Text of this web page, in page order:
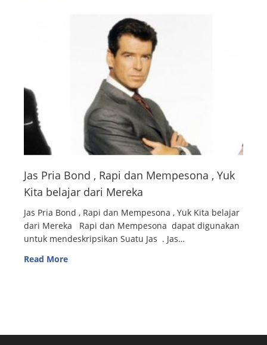
Jas Pria Bond , Rapi dan Mempesona , Yuk
Kita belajar dari Mereka
Jas Pria Bond , Rapi dan Mempesona , Yuk Kita belajar
dari Mereka Rapi dan Mempesona dapat digunakan
untuk mendeskripsikan Suatu Jas . Jas…
Read More